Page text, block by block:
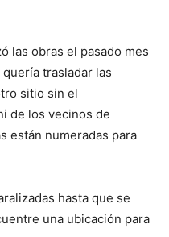
las obras el pasado mes
trasladar las
sitio sin el
de los vecinos de
están numeradas para
hasta que se
una ubicación para